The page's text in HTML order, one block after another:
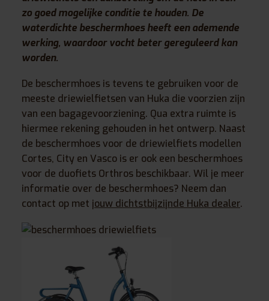
zo goed mogelijke conditie te houden. De
waterdichte beschermhoes heeft een ademende
werking, waardoor vocht beter gereguleerd kan
worden.
De beschermhoes is tevens te gebruiken voor de
meeste driewielfietsen van Huka die voorzien zijn
van een bagagevoorziening. Qua extra ruimte is
hiermee rekening gehouden in het ontwerp. Naast
de beschermhoes voor de driewielfiets modellen
Cortes, City en Vasco is er ook een beschermhoes
voor de duofiets Orthros beschikbaar. Wil je meer
informatie over de beschermhoes? Neem dan
contact op met jouw dichtstbijzijnde Huka dealer.